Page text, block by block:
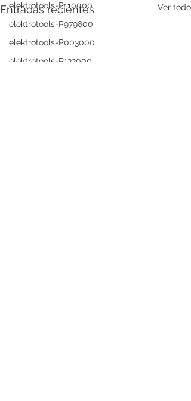
elektrotools-P110000
elektrotools-P979800
elektrotools-P003000
elektrotools-P122000
Entradas recientes Ver todo